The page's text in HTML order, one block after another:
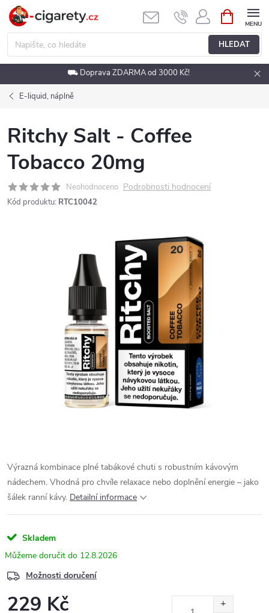
Přejít
obsah
HLEDAT
NÁKUPNÍ
KOŠÍK
⛟ Doprava ZDARMA od 3000 Kč!
E-liquid, náplně
Ritchy Salt - Coffee
Tobacco 20mg
Neohodnoceno Podrobnosti hodnocení
Kód produktu: RTC10042
Výrazná kombinace plné tabákové chuti s robustním kávovým
nádechem. Vhodná pro chvíle relaxace nebo doplnění energie – jako
šálek ranní kávy. Detailní informace
Skladem
12.8.2026
Možnosti doručení
229 Kč